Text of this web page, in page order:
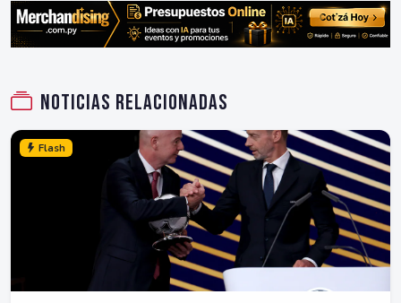
Noticias relacionadas
Flash